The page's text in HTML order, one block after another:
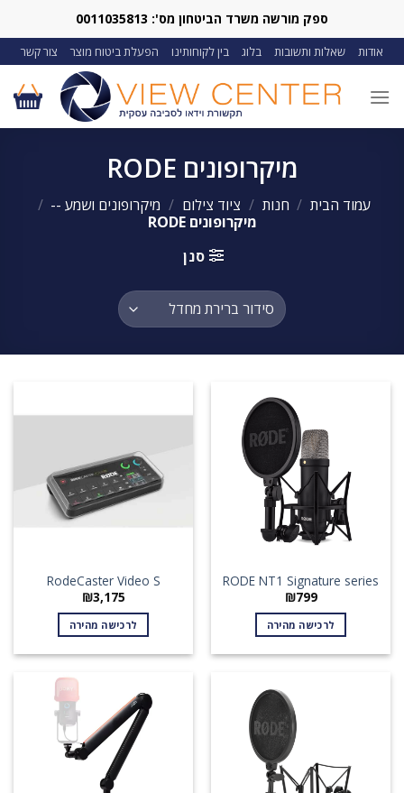
content
ספק מורשה משרד הביטחון מס': 0011035813
אודות שאלות ותשובות בלוג בין לקוחותינו הפעלת ביטוח מוצר צור קשר
מיקרופונים RODE
עמוד הבית / חנות / ציוד צילום / מיקרופונים ושמע -- /
מיקרופונים RODE
סנן
RODE NT1 Signature series
₪799
לרכישה מהירה
RodeCaster Video S
₪3,175
לרכישה מהירה